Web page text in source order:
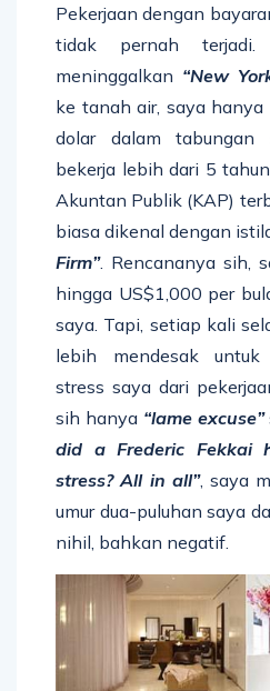
Pekerjaan dengan
tidak pernah
meninggalkan “New
ke tanah air, saya
dolar dalam tabungan
bekerja lebih dari 5
Akuntan Publik (KAP)
biasa dikenal dengan
Firm”. Rencananya sih,
hingga US$1,000 per
saya. Tapi, setiap kali
lebih mendesak untuk
stress saya dari
sih hanya “lame excuse”
did a Frederic Fekkai
stress? All in all”, saya
umur dua-puluhan saya
nihil, bahkan negatif.